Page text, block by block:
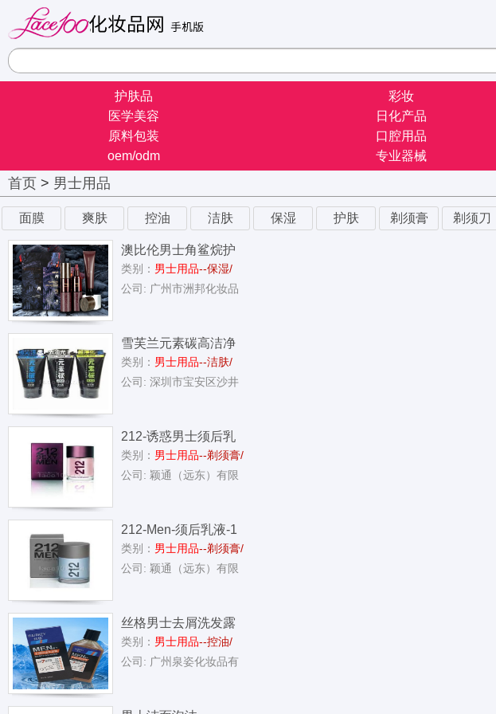
护肤品 彩妆
医学美容
日化产品
原料包装
口腔用品
oem/odm
专业器械
首页 > 男士用品
面膜 爽肤 控油 洁肤 保湿 护肤 剃须膏 剃须刀
澳比伦男士角鲨烷护
肤组合套装
类别： 男士用品--保湿/
公司: 广州市洲邦化妆品
雪芙兰元素碳高洁净
男士洗面奶
类别： 男士用品--洁肤/
公司: 深圳市宝安区沙井
212-诱惑男士须后乳
液-1
类别： 男士用品--剃须膏/
公司: 颖通（远东）有限
212-Men-须后乳液-1
类别： 男士用品--剃须膏/
公司: 颖通（远东）有限
丝格男士去屑洗发露
类别： 男士用品--控油/
公司: 广州泉姿化妆品有